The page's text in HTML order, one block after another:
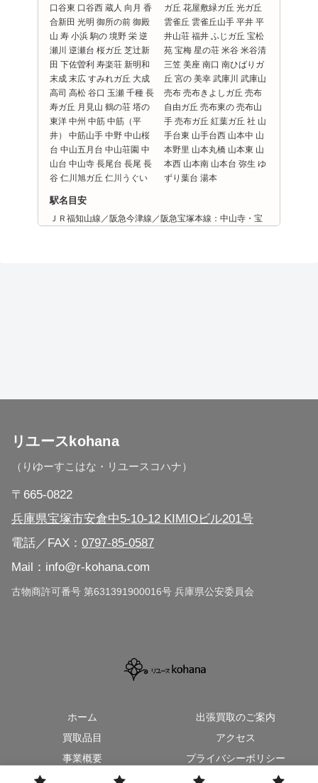
口谷東 口谷西 蔵人 向月 香
合新田 光明 御所の前 御殿
山 寿 小浜 駒の 境野 栄 逆
瀬川 逆瀬台 桜ガ丘 芝辻新
田 下佐曽利 寿楽荘 新明和
末成 末広 すみれガ丘 大成
高司 高松 谷口 玉瀬 千種 長
寿ガ丘 月見山 鶴の荘 塔の
東洋 中州 中筋 中筋（平
井） 中筋山手 中野 中山桜
台 中山五月台 中山荘園 中
山台 中山寺 長尾台 長尾 長
谷 仁川旭ガ丘 仁川うぐい
ガ丘 花屋敷緑ガ丘 光ガ丘
雲雀丘 雲雀丘山手 平井 平
井山荘 福井 ふじガ丘 宝松
苑 宝梅 星の荘 米谷 米谷清
三笠 美座 南口 南ひばりガ
丘 宮の 美幸 武庫川 武庫山
売布 売布きよしガ丘 売布
自由ガ丘 売布東の 売布山
手 売布ガ丘 紅葉ガ丘 社 山
手台東 山手台西 山本中 山
本野里 山本丸橋 山本東 山
本西 山本南 山本台 弥生 ゆ
ずり葉台 湯本
駅名目安
ＪＲ福知山線／阪急今津線／阪急宝塚本線：中山寺・宝
兵庫県 三田市
大阪府（広域対応）
リユースkohana
（りゆーすこはな・リユースコハナ）
〒665-0822
兵庫県宝塚市安倉中5-10-12 KIMIOビル201号
電話／FAX： 0797-85-0587
Mail：info@r-kohana.com
古物商許可番号 第631391900016号 兵庫県公安委員会
ホーム
出張買取のご案内
買取品目
アクセス
事業概要
プライバシーポリシー
出張買取地域のご案内